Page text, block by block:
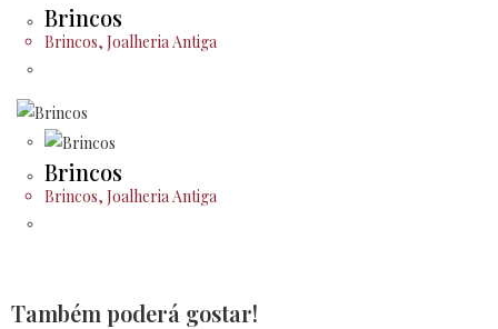
Brincos
Brincos, Joalheria Antiga
Brincos
Brincos, Joalheria Antiga
Também poderá gostar!